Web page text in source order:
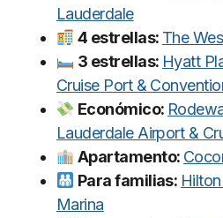
Lauderdale
4 estrellas: The
3 estrellas: Hyatt
Cruise Port &
Económico:
Lauderdale Airport &
Apartamento:
Para familias:
Marina